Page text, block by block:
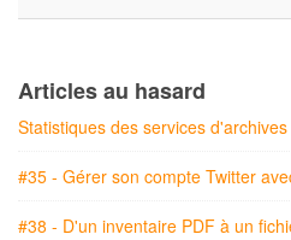
Articles au hasard
Statistiques des services
#35 - Gérer son compte Twitter
#38 - D'un inventaire PDF à un